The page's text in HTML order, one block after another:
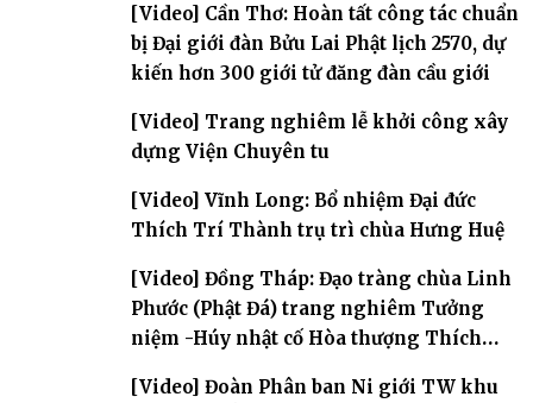
[Video] Cần Thơ: Hoàn tất công tác chuẩn
bị Đại giới đàn Bửu Lai Phật lịch 2570, dự
kiến hơn 300 giới tử đăng đàn cầu giới
[Video] Trang nghiêm lễ khởi công xây
dựng Viện Chuyên tu
[Video] Vĩnh Long: Bổ nhiệm Đại đức
Thích Trí Thành trụ trì chùa Hưng Huệ
[Video] Đồng Tháp: Đạo tràng chùa Linh
Phước (Phật Đá) trang nghiêm Tưởng
niệm -Húy nhật cố Hòa thượng Thích
[Video] Đoàn Phân ban Ni giới TW khu